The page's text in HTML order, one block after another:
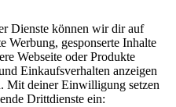
Dienste können wir dir auf
Werbung, gesponserte Inhalte
Webseite oder Produkte
Einkaufsverhalten anzeigen
Mit deiner Einwilligung setzen
Drittdienste ein: